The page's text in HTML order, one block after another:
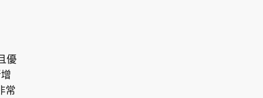
優
常